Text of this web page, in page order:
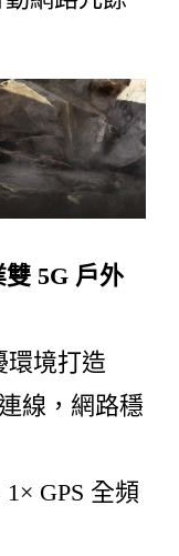
5G 戶外
環境打造
線，網路穩
GPS 全頻